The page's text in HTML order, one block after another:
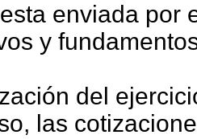
enviada por
y
del
las